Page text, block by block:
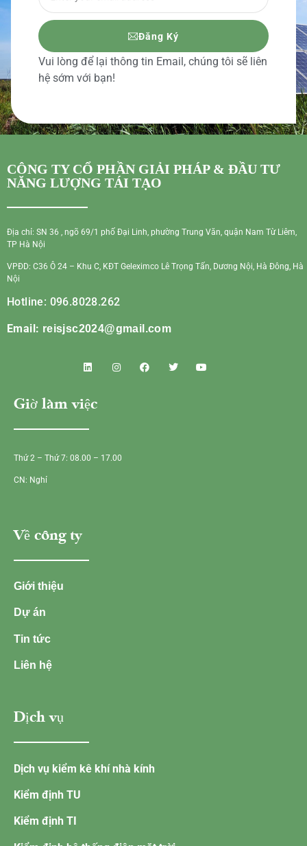
Đăng Ký
Vui lòng để lại thông tin Email, chúng tôi sẽ liên
hệ sớm với bạn!
CÔNG TY CỔ PHẦN GIẢI PHÁP & ĐẦU TƯ
NĂNG LƯỢNG TÁI TẠO
Địa chỉ: SN 36 , ngõ 69/1 phố Đại Linh, phường Trung Văn, quận Nam Từ Liêm,
TP Hà Nội
VPĐD: C36 Ô 24 – Khu C, KĐT Geleximco Lê Trọng Tấn, Dương Nội, Hà Đông, Hà
Nội
Hotline: 096.8028.262
Email: reisjsc2024@gmail.com
Giờ làm việc
Thứ 2 – Thứ 7: 08.00 – 17.00
CN: Nghỉ
Về công ty
Giới thiệu
Dự án
Tin tức
Liên hệ
Dịch vụ
Dịch vụ kiểm kê khí nhà kính
Kiểm định TU
Kiểm định TI